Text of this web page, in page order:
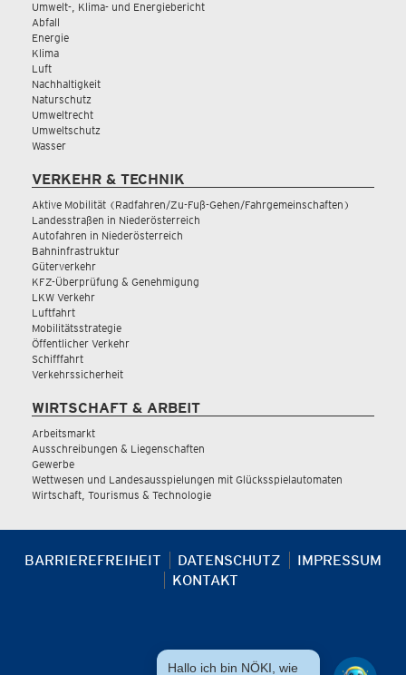
Umwelt-, Klima- und Energiebericht
Abfall
Energie
Klima
Luft
Nachhaltigkeit
Naturschutz
Umweltrecht
Umweltschutz
Wasser
VERKEHR & TECHNIK
Aktive Mobilität (Radfahren/Zu-Fuß-Gehen/Fahrgemeinschaften)
Landesstraßen in Niederösterreich
Autofahren in Niederösterreich
Bahninfrastruktur
Güterverkehr
KFZ-Überprüfung & Genehmigung
LKW Verkehr
Luftfahrt
Mobilitätsstrategie
Öffentlicher Verkehr
Schifffahrt
Verkehrssicherheit
WIRTSCHAFT & ARBEIT
Arbeitsmarkt
Ausschreibungen & Liegenschaften
Gewerbe
Wettwesen und Landesausspielungen mit Glücksspielautomaten
Wirtschaft, Tourismus & Technologie
BARRIEREFREIHEIT DATENSCHUTZ
IMPRESSUM
KONTAKT
Hallo ich bin NÖKI, wie